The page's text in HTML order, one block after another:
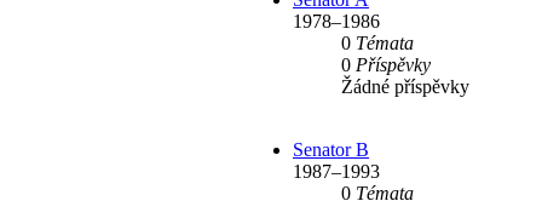
1978–1986
0 Témata
0 Příspěvky
Žádné příspěvky
Senator B
1987–1993
0 Témata